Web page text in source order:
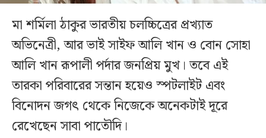
মা শর্মিলা ঠাকুর ভারতীয় চলচ্চিত্রের প্রখ্যাত
অভিনেত্রী, আর ভাই সাইফ আলি খান ও বোন সোহা
আলি খান রূপালী পর্দার জনপ্রিয় মুখ। তবে এই
তারকা পরিবারের সন্তান হয়েও স্পটলাইট এবং
বিনোদন জগৎ থেকে নিজেকে অনেকটাই দূরে
রেখেছেন সাবা পাতৌদি।